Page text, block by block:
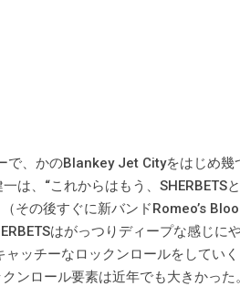
で、かのBlankey Jet Cityをはじめ幾
は、“これからはもう、SHERBETS
その後すぐに新バンドRomeo’s
はがっつりディープな感じに
ッチーなロックンロールをしていく
ンロール要素は近年でも大きかった。